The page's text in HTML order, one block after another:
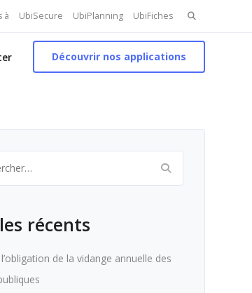
à UbiSecure UbiPlanning UbiFiches Search
for:
Découvrir nos applications
récents
de la vidange annuelle des